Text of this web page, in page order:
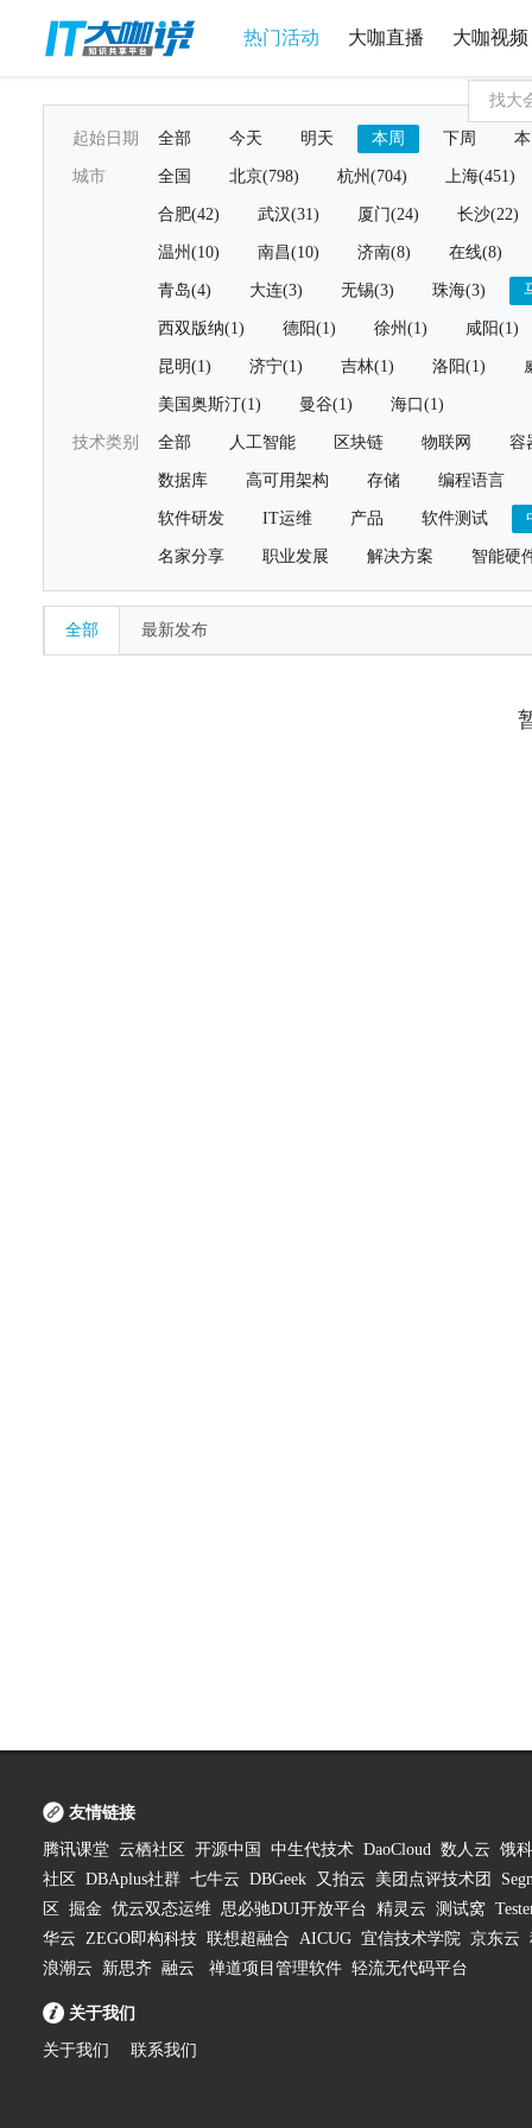
热门活动 大咖直播 大咖视频
起始日期 全部 今天 明天 本周 下周
城市 全国 北京(798) 杭州(704) 上海(451)
合肥(42) 武汉(31) 厦门(24) 长沙(22)
温州(10) 南昌(10) 济南(8) 在线(8)
青岛(4) 大连(3) 无锡(3) 珠海(3)
西双版纳(1) 德阳(1) 徐州(1) 咸阳(1)
昆明(1) 济宁(1) 吉林(1) 洛阳(1)
美国奥斯汀(1) 曼谷(1) 海口(1)
技术类别 全部 人工智能 区块链 物联网 容
数据库 高可用架构 存储 编程语言
软件研发 IT运维 产品 软件测试
名家分享 职业发展 解决方案 智能硬
全部 最新发布
友情链接
腾讯课堂 云栖社区 开源中国 中生代技术 DaoCloud 数人云 饿
社区
DBAplus社群 七牛云 DBGeek 又拍云 美团点评技术团
区
掘金 优云双态运维 思必驰DUI开放平台 精灵云 测试窝
华云 ZEGO即构科技 联想超融合 AICUG 宜信技术学院 京东云
浪潮云
新思齐 融云 禅道项目管理软件 轻流无代码平台
关于我们
关于我们 联系我们